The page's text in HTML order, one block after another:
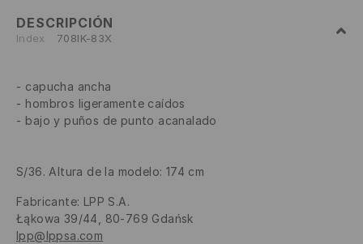
DESCRIPCIÓN
Index 708IK-83X
capucha ancha
hombros ligeramente caídos
bajo y puños de punto acanalado
S/36. Altura de la modelo: 174 cm
Fabricante: LPP S.A.
Łąkowa 39/44, 80-769 Gdańsk
lpp@lppsa.com